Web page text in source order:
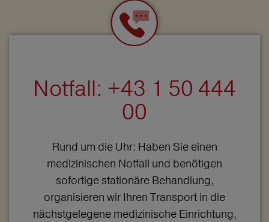
Notfall: +43 1 50 444
00
Rund um die Uhr: Haben Sie einen
medizinischen Notfall und benötigen
sofortige stationäre Behandlung,
organisieren wir Ihren Transport in die
nächstgelegene medizinische Einrichtung,